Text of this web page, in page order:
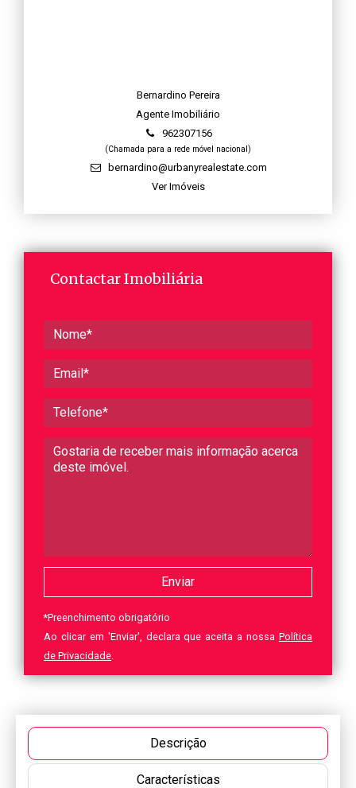
Bernardino Pereira
Agente Imobiliário
962307156
(Chamada para a rede móvel nacional)
bernardino@urbanyrealestate.com
Ver Imóveis
Contactar Imobiliária
*Preenchimento obrigatório
Ao clicar em 'Enviar', declara que aceita a nossa Política
de Privacidade.
Descrição
Características